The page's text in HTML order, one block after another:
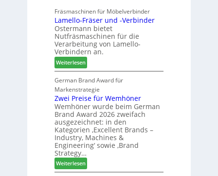
ta
l
i
s
i
e
r
t
s
i
c
h
H
u
b
t
e
x
s
t
e
l
l
e
n
a
u
s
u
o
l
ä
d
t
z
u
r
H
a
u
s
m
e
s
s
e
Fräsmaschinen für Möbelverbinder
Lamello-Fräser und -Verbinder
Ostermann bietet
Nutfräsmaschinen für die
Verarbeitung von Lamello-
Verbindern an.
Weiterlesen:
L
a
m
e
l
l
o
-
F
r
ä
s
German Brand Award für
Markenstrategie
Zwei Preise für Wemhöner
Wemhöner wurde beim German
Brand Award 2026 zweifach
ausgezeichnet: in den
Kategorien ‚Excellent Brands –
Industry, Machines &
Engineering‘ sowie ‚Brand
Strategy…
Weiterlesen:
Z